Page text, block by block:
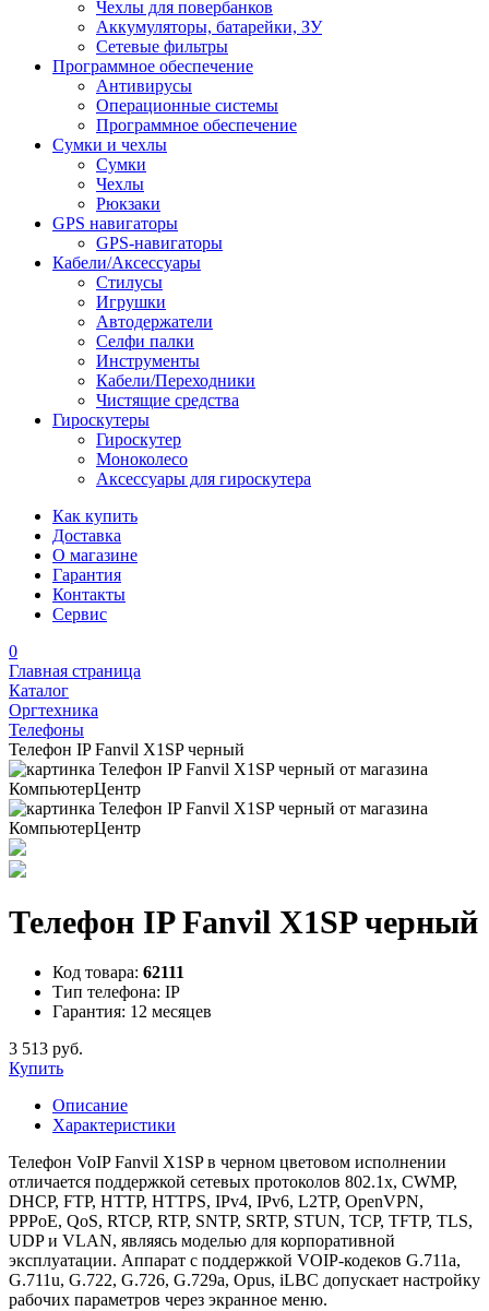
Чехлы для повербанков
Аккумуляторы, батарейки, ЗУ
Сетевые фильтры
Программное обеспечение
Антивирусы
Операционные системы
Программное обеспечение
Сумки и чехлы
Сумки
Чехлы
Рюкзаки
GPS навигаторы
GPS-навигаторы
Кабели/Аксессуары
Стилусы
Игрушки
Автодержатели
Селфи палки
Инструменты
Кабели/Переходники
Чистящие средства
Гироскутеры
Гироскутер
Моноколесо
Аксессуары для гироскутера
Как купить
Доставка
О магазине
Гарантия
Контакты
Сервис
0
Главная страница
Каталог
Оргтехника
Телефоны
Телефон IP Fanvil X1SP черный
Телефон IP Fanvil X1SP черный
Код товара: 62111
Тип телефона: IP
Гарантия: 12 месяцев
3 513 руб.
Купить
Описание
Характеристики
Телефон VoIP Fanvil X1SP в черном цветовом исполнении
отличается поддержкой сетевых протоколов 802.1x, CWMP,
DHCP, FTP, HTTP, HTTPS, IPv4, IPv6, L2TP, OpenVPN,
PPPoE, QoS, RTCP, RTP, SNTP, SRTP, STUN, TCP, TFTP, TLS,
UDP и VLAN, являясь моделью для корпоративной
эксплуатации. Аппарат с поддержкой VOIP-кодеков G.711a,
G.711u, G.722, G.726, G.729a, Opus, iLBC допускает настройку
рабочих параметров через экранное меню.